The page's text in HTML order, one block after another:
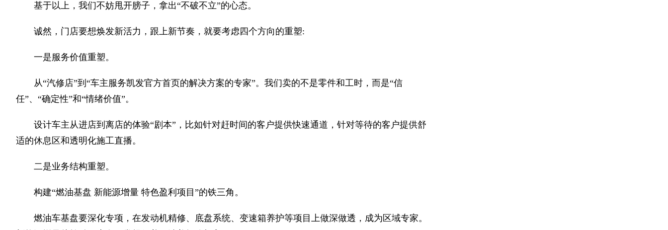
基于以上，我们不妨甩开膀子，拿出“不破不立”的心态。
诚然，门店要想焕发新活力，跟上新节奏，就要考虑四个方向的重塑:
一是服务价值重塑。
从“汽修店”到“车主服务凯发官方首页的解决方案的专家”。我们卖的不是零件和工时，而是“信
任”、“确定性”和“情绪价值”。
设计车主从进店到离店的体验“剧本”，比如针对赶时间的客户提供快速通道，针对等待的客户提供舒
适的休息区和透明化施工直播。
二是业务结构重塑。
构建“燃油基盘 新能源增量 特色盈利项目”的铁三角。
燃油车基盘要深化专项，在发动机精修、底盘系统、变速箱养护等项目上做深做透，成为区域专家。